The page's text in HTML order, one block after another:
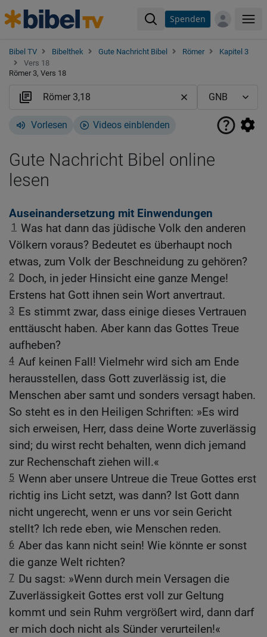
Spenden
Bibel TV Bibelthek Gute Nachricht Bibel Römer
Kapitel 3
Vers 18
Römer 3, Vers 18
Vorlesen Videos einblenden
Gute Nachricht Bibel online
lesen
Auseinandersetzung mit Einwendungen
1 Was hat dann das jüdische Volk den anderen
Völkern voraus? Bedeutet es überhaupt noch
etwas, zum Volk der Beschneidung zu gehören?
2 Doch, in jeder Hinsicht eine ganze Menge!
Erstens hat Gott ihnen sein Wort anvertraut.
3 Es stimmt zwar, dass einige dieses Vertrauen
enttäuscht haben. Aber kann das Gottes Treue
aufheben?
4 Auf keinen Fall! Vielmehr wird sich am Ende
herausstellen, dass Gott zuverlässig ist, die
Menschen aber samt und sonders versagt haben.
So steht es in den Heiligen Schriften: »Es wird
sich erweisen, Herr, dass deine Worte zuverlässig
sind; du wirst recht behalten, wenn dich jemand
zur Rechenschaft ziehen will.«
5 Wenn aber unsere Untreue die Treue Gottes erst
richtig ins Licht setzt, was dann? Ist Gott dann
nicht ungerecht, wenn er uns vor sein Gericht
stellt? Ich rede eben, wie Menschen reden.
6 Aber das kann nicht sein! Wie könnte er sonst
die ganze Welt richten?
7 Du sagst: »Wenn durch mein Versagen die
Zuverlässigkeit Gottes erst voll zur Geltung
kommt und sein Ruhm vergrößert wird, dann darf
er mich doch nicht als Sünder verurteilen!«